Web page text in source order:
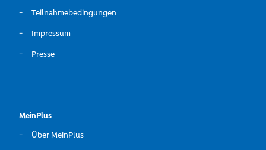
Teilnahmebedingungen
Impressum
Presse
MeinPlus
Über MeinPlus